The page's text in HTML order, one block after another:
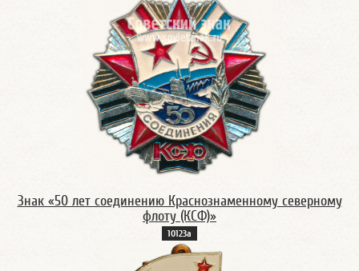
Знак «50 лет соединению Краснознаменному северному
флоту (КСФ)»
10123а